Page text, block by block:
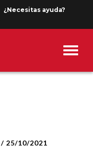
¿Necesitas ayuda?
/ 25/10/2021